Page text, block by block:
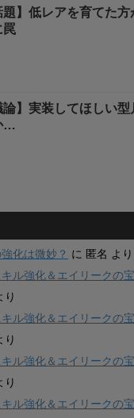
題】低レアを育てた
罠
論】実装してほしい
…
化は微妙？ に 匿名 より
キル強化＆エイリーク
り
キル強化＆エイリーク
り
キル強化＆エイリーク
り
キル強化＆エイリーク